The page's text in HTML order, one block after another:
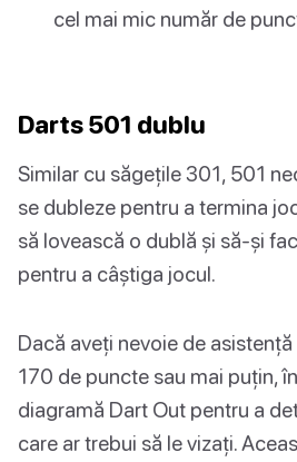
cel mai mic număr de
Darts 501 dublu
Similar cu săgețile 301, 501
se dubleze pentru a termina
să lovească o dublă și să-și
pentru a câștiga jocul.
Dacă aveți nevoie de
170 de puncte sau mai puțin,
diagramă Dart Out pentru a
care ar trebui să le vizați.